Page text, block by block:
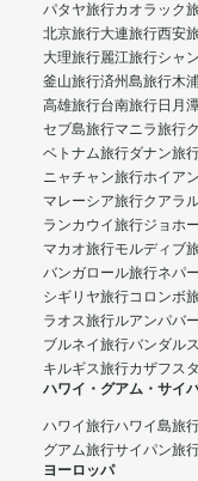
パタヤ旅行カオラック
北京旅行大連旅行西安
大理旅行麗江旅行シャ
釜山旅行済州島旅行木
高雄旅行台南旅行日月
セブ島旅行マニラ旅行
ベトナム旅行ダナン旅
ニャチャン旅行ホイア
マレーシア旅行クアラ
ランカウイ旅行ジョホ
マカオ旅行モルディブ
バンガロール旅行ネパ
シギリヤ旅行コロンボ
ラオス旅行ルアンパバ
ブルネイ旅行バンダル
キルギス旅行カザフス
ハワイ・グアム・サイ
ハワイ旅行ハワイ島旅
グアム旅行サイパン旅
ヨーロッパ